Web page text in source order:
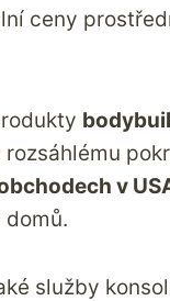
ceny
v
domů.
služby